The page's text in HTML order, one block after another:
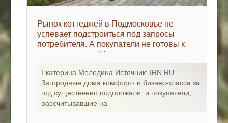
Рынок коттеджей в Подмосковье не
успевает подстроиться под запросы
потребителя. А покупатели не готовы к
новым ценам - «Новости регионов»
Екатерина Меледина Источник: IRN.RU
Загородные дома комфорт- и бизнес-класса за
год существенно подорожали, и покупатели,
рассчитывавшие на